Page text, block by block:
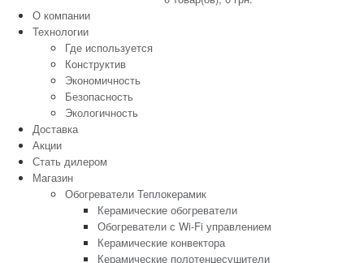
О компании
Технологии
Где используется
Конструктив
Экономичность
Безопасность
Экологичность
Доставка
Акции
Стать дилером
Магазин
Обогреватели Теплокерамик
Керамические обогреватели
Обогреватели с Wi-Fi управлением
Керамические конвектора
Керамические полотенцесушители